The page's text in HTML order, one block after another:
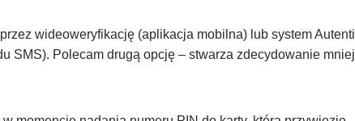
wideoweryfikację (aplikacja mobilna) lub system Autenti
SMS). Polecam drugą opcję – stwarza zdecydowanie mniej